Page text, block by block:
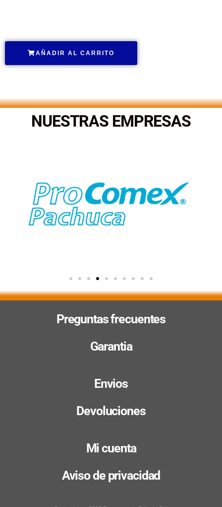
AÑADIR AL CARRITO
NUESTRAS EMPRESAS
Preguntas frecuentes
Garantia
Envios
Devoluciones
Mi cuenta
Aviso de privacidad